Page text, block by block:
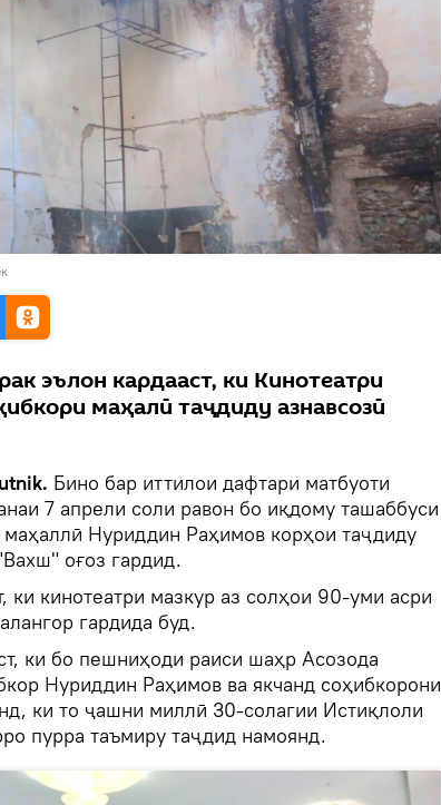
эълон кардааст, ки Кинотеатри
маҳалӣ таҷдиду азнавсозӣ
Бино бар иттилои дафтари матбуоти
7 апрели соли равон бо иқдому ташаббуси
Нуриддин Раҳимов корҳои таҷдиду
оғоз гардид.
ки кинотеатри мазкур аз солҳои 90-уми асри
гардида буд.
ки бо пешниҳоди раиси шаҳр Асозода
Нуриддин Раҳимов ва якчанд соҳибкорони
ки то ҷашни миллӣ 30-солагии Истиқлоли
пурра таъмиру таҷдид намоянд.